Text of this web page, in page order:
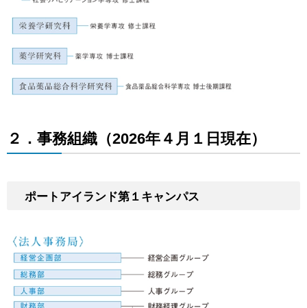
２．事務組織（2026年４月１日現在）
ポートアイランド第１キャンパス